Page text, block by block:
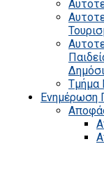
Τμήμα
Ενημέρωση